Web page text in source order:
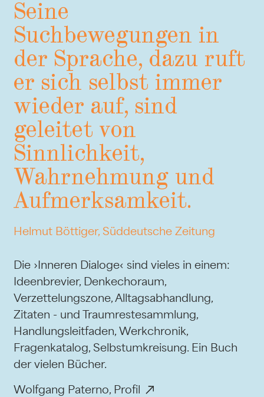
Seine
Suchbewegungen in
der Sprache, dazu ruft
er sich selbst immer
wieder auf, sind
geleitet von
Sinnlichkeit,
Wahrnehmung und
Aufmerksamkeit.
Helmut Böttiger, Süddeutsche Zeitung
Die ›Inneren Dialoge‹ sind vieles in einem:
Ideenbrevier, Denkechoraum,
Verzettelungszone, Alltagsabhandlung,
Zitaten - und Traumrestesammlung,
Handlungsleitfaden, Werkchronik,
Fragenkatalog, Selbstumkreisung. Ein Buch
der vielen Bücher.
Wolfgang Paterno, Profil